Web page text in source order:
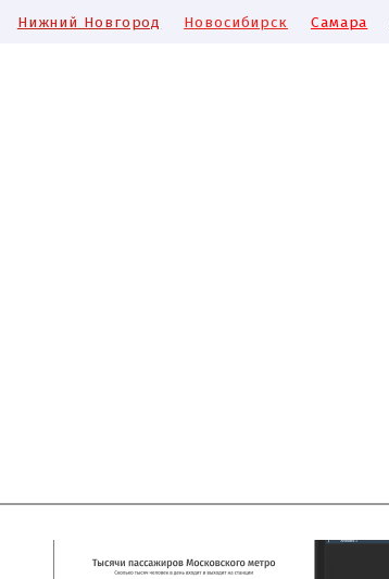
Нижний Новгород Новосибирск Самара